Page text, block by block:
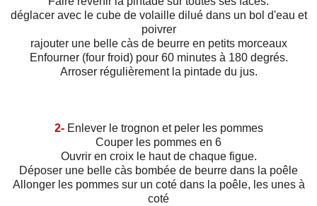
déglacer avec le cube de volaille dilué dans un bol d'eau et
poivrer
rajouter une belle càs de beurre en petits morceaux
Enfourner (four froid) pour 60 minutes à 180 degrés.
Arroser régulièrement la pintade du jus.
2-Enlever le trognon et peler les pommes
Couper les pommes en 6
Ouvrir en croix le haut de chaque figue.
Déposer une belle càs bombée de beurre dans la poêle
Allonger les pommes sur un coté dans la poêle, les unes à
coté